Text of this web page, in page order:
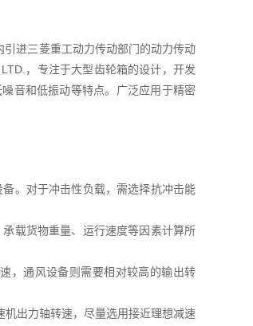
进三菱重工动力传动部门的动力传动
，专注于大型齿轮箱的设计，开发
音和低振动等特点。广泛应用于精密
。对于冲击性负载，需选择抗冲击能
载货物重量、运行速度等因素计算所
，通风设备则需要相对较高的输出转
出力轴转速，尽量选用接近理想减速